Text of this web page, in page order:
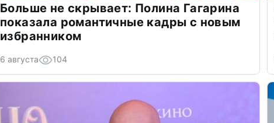
Больше не скрывает: Полина Гагарина
показала романтичные кадры с новым
избранником
6 августа 104